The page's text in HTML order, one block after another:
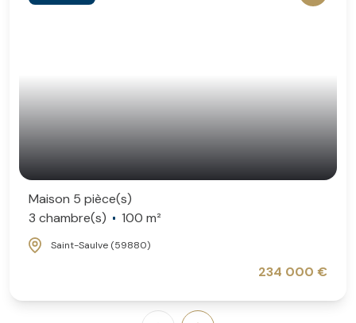
Maison 5 pièce(s)
3 chambre(s)
100 m²
Saint-Saulve (59880)
234 000 €